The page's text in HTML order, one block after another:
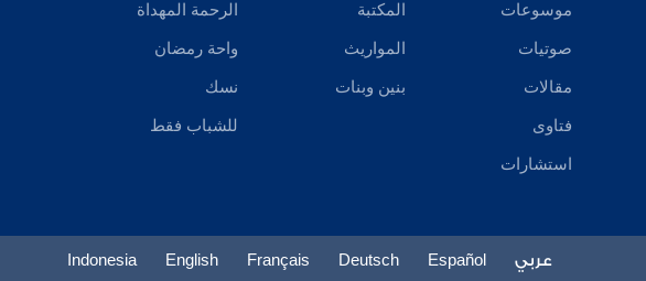
موسوعات
صوتيات
مقالات
فتاوى
استشارات
المكتبة
المواريث
بنين وبنات
الرحمة المهداة
واحة رمضان
نسك
للشباب فقط
عربي Español
Deutsch
Français
English
Indonesia